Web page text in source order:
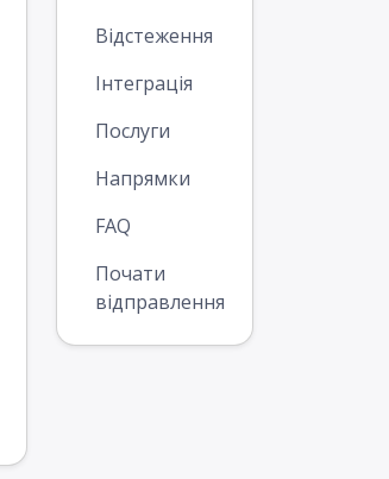
Відстеження
Інтеграція
Послуги
Напрямки
FAQ
Почати
відправлення